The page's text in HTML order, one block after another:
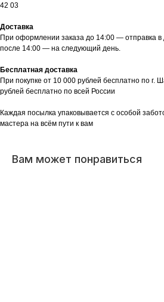
42 03
Доставка
При оформлении заказа до 14:00 — отправка
после 14:00 — на следующий день.
Бесплатная доставка
При покупке от 10 000 рублей бесплатно по г.
рублей бесплатно по всей России
Каждая посылка упаковывается с особой
мастера на всём пути к вам
Вам может понравиться